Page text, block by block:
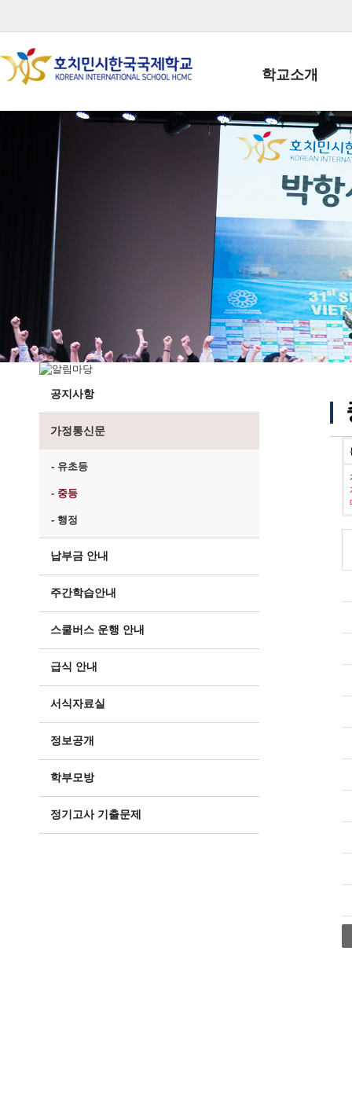
학교소개
학교장인사말
학생회장인사말
학교상징
학교 CI
교직원현황
학생현황
위치/전화
전경사진
공지사항
가정통신문
- 유초등
- 중등
- 행정
납부금 안내
주간학습안내
스쿨버스 운행 안내
급식 안내
서식자료실
정보공개
학부모방
정기고사 기출문제